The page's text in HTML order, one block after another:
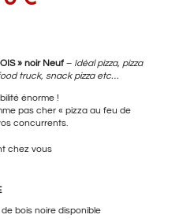
:
PRIX
ACTUEL
» noir Neuf– Idéal pizza, pizza
truck, snack pizza etc…
énorme !
pas cher « pizza au feu de
concurrents.
chez vous
boisnoire disponible